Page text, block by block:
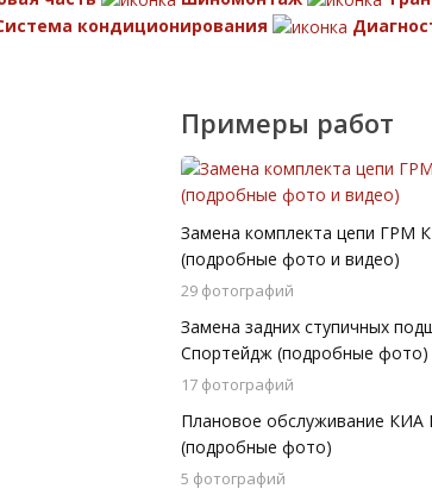
кондиционирования
Примеры работ
Замена комплекта цепи ГРМ
(подробные фото и видео)
29 фотографий
Замена задних ступичных
Спортейдж (подробные фото)
17 фотографий
Плановое обслуживание КИА
(подробные фото)
5 фотографий